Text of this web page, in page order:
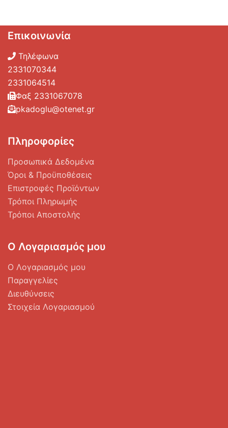
Επικοινωνία
Τηλέφωνα
2331070344
2331064514
Φαξ 2331067078
pkadoglu@otenet.gr
Πληροφορίες
Προσωπικά Δεδομένα
Όροι & Προϋποθέσεις
Επιστροφές Προϊόντων
Τρόποι Πληρωμής
Τρόποι Αποστολής
Ο Λογαριασμός μου
Ο Λογαριασμός μου
Παραγγελίες
Διευθύνσεις
Στοιχεία Λογαριασμού